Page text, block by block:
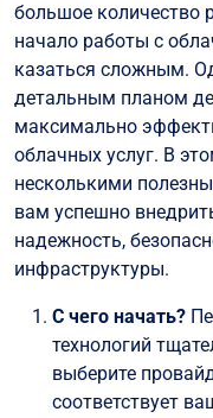
большое количество
начало работы с
казаться сложным.
детальным планом
максимально
облачных услуг. В
несколькими
вам успешно
надежность,
инфраструктуры.
С чего начать?
технологий
выберите
соответствует